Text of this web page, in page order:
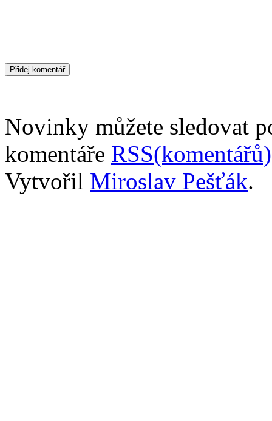
Novinky můžete sledovat
komentáře RSS(komentářů)
Vytvořil Miroslav Pešťák.